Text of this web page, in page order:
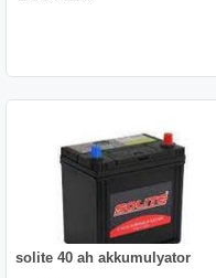
solite 40 ah akkumulyator